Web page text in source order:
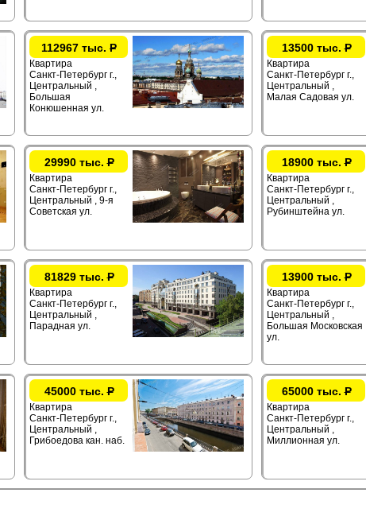
112967 тыс. Р
Квартира
Санкт-Петербург г.,
Центральный ,
Большая
Конюшенная ул.
13500 тыс.Р
Квартира
Санкт-Петербург г.,
Центральный ,
Малая Садовая ул.
29990 тыс.Р
Квартира
Санкт-Петербург г.,
Центральный , 9-я
Советская ул.
18900 тыс.Р
Квартира
Санкт-Петербург г.,
Центральный ,
Рубинштейна ул.
81829 тыс.Р
Квартира
Санкт-Петербург г.,
Центральный ,
Парадная ул.
13900 тыс.Р
Квартира
Санкт-Петербург г.,
Центральный ,
Большая Московская
ул.
45000 тыс.Р
Квартира
Санкт-Петербург г.,
Центральный ,
Грибоедова кан. наб.
65000 тыс.Р
Квартира
Санкт-Петербург г.,
Центральный ,
Миллионная ул.